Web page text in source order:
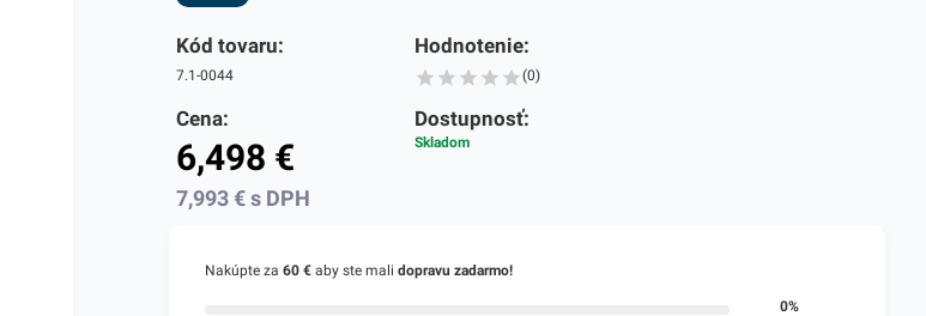
Kód tovaru:
7.1-0044
Hodnotenie:
(0)
Cena:
6,498 €
7,993€s DPH
Dostupnosť:
Skladom
Nakúpte za 60 €aby ste mali dopravu zadarmo!
0%